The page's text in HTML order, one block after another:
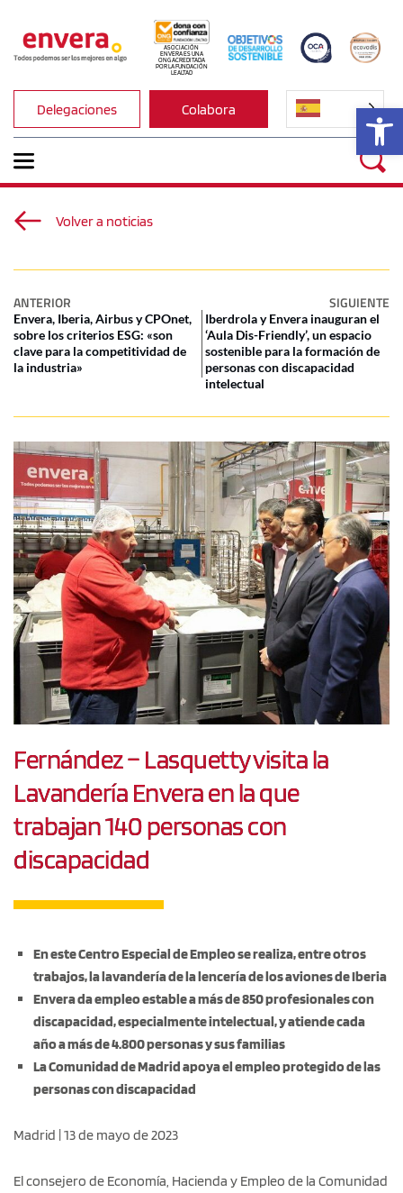
ASOCIACIÓN
ENVERA ES UNA
ONG ACREDITADA
POR LA FUNDACIÓN
LEALTAD
Delegaciones Colabora
Volver a noticias
ANTERIOR SIGUIENTE
Envera, Iberia, Airbus y CPOnet,
sobre los criterios ESG: «son
clave para la competitividad de
la industria»
Iberdrola y Envera inauguran el
‘Aula Dis-Friendly’, un espacio
sostenible para la formación de
personas con discapacidad
intelectual
Fernández – Lasquetty visita la
Lavandería Envera en la que
trabajan 140 personas con
discapacidad
En este Centro Especial de Empleo se realiza, entre otros
trabajos, la lavandería de la lencería de los aviones de Iberia
Envera da empleo estable a más de 850 profesionales con
discapacidad, especialmente intelectual, y atiende cada
año a más de 4.800 personas y sus familias
La Comunidad de Madrid apoya el empleo protegido de las
personas con discapacidad
Madrid | 13 de mayo de 2023
El consejero de Economía, Hacienda y Empleo de la Comunidad